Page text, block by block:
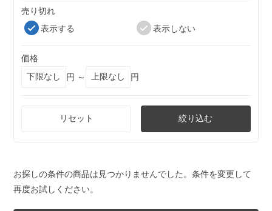
売り切れ
表示する
表示しない
価格
円 ～
円
リセット 絞り込む
お探しの条件の商品は見つかりませんでした。条件を変更して
再度お試しください。